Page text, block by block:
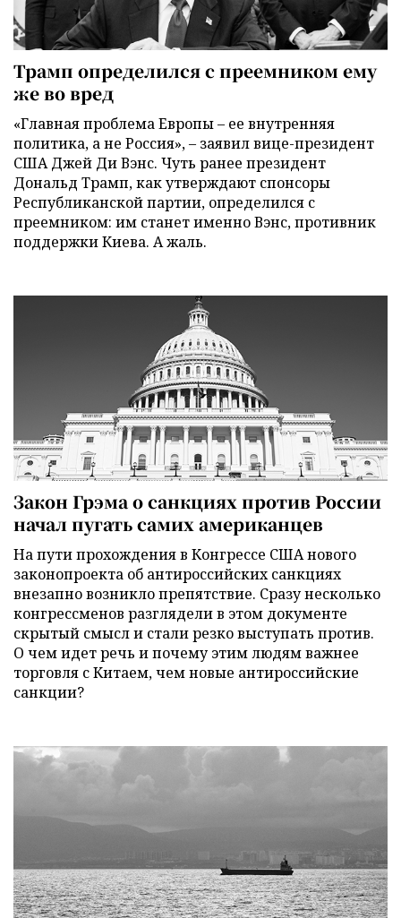
Трамп определился с преемником ему
же во вред
«Главная проблема Европы – ее внутренняя
политика, а не Россия», – заявил вице-президент
США Джей Ди Вэнс. Чуть ранее президент
Дональд Трамп, как утверждают спонсоры
Республиканской партии, определился с
преемником: им станет именно Вэнс, противник
поддержки Киева. А жаль.
Закон Грэма о санкциях против России
начал пугать самих американцев
На пути прохождения в Конгрессе США нового
законопроекта об антироссийских санкциях
внезапно возникло препятствие. Сразу несколько
конгрессменов разглядели в этом документе
скрытый смысл и стали резко выступать против.
О чем идет речь и почему этим людям важнее
торговля с Китаем, чем новые антироссийские
санкции?